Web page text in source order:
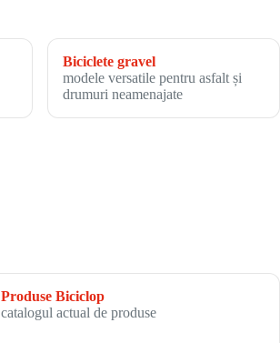
Biciclete gravel
modele versatile pentru asfalt și
drumuri neamenajate
Produse Biciclop
catalogul actual de produse